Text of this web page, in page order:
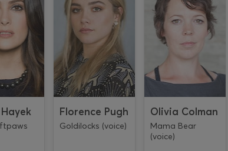
Florence Pugh
Goldilocks (voice)
Olivia Colman
Mama Bear
(voice)